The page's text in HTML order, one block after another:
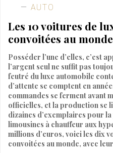
AUTO
Les 10 voitures de
convoitées au monde
Posséder l’une d’elles, c’est
l’argent seul ne suffit pas
feutré du luxe automobile
d’attente se comptent en
commandes se ferment avant
officielles, et la production se
dizaines d’exemplaires pour
limousines à chauffeur aux
millions d’euros, voici les dix
convoitées au monde, avec